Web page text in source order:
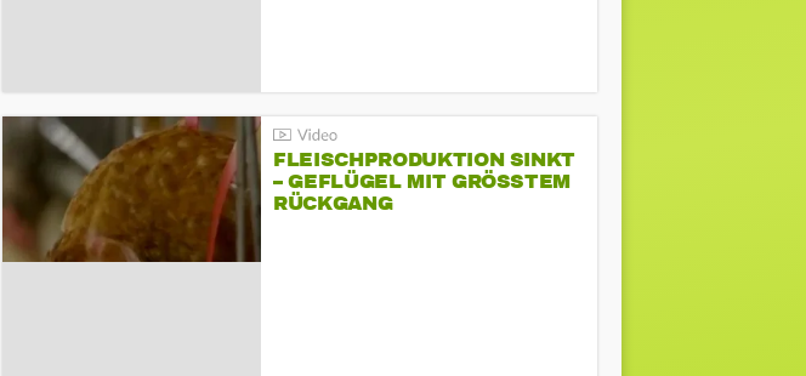
FLEISCHPRODUKTION SINKT
– GEFLÜGEL MIT GRÖSSTEM R
ÜCKGANG